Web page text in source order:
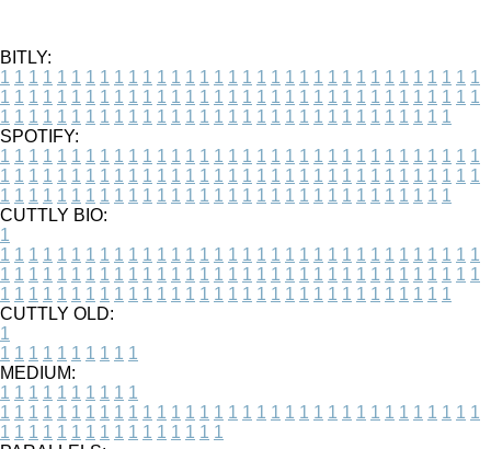
BITLY:
1 1 1 1 1 1 1 1 1 1 1 1 1 1 1 1 1 1 1 1 1 1 1 1 1 1 1 1 1 1 1 1 1 1
1 1 1 1 1 1 1 1 1 1 1 1 1 1 1 1 1 1 1 1 1 1 1 1 1 1 1 1 1 1 1 1 1 1
1 1 1 1 1 1 1 1 1 1 1 1 1 1 1 1 1 1 1 1 1 1 1 1 1 1 1 1 1 1 1 1
SPOTIFY:
1 1 1 1 1 1 1 1 1 1 1 1 1 1 1 1 1 1 1 1 1 1 1 1 1 1 1 1 1 1 1 1 1 1
1 1 1 1 1 1 1 1 1 1 1 1 1 1 1 1 1 1 1 1 1 1 1 1 1 1 1 1 1 1 1 1 1 1
1 1 1 1 1 1 1 1 1 1 1 1 1 1 1 1 1 1 1 1 1 1 1 1 1 1 1 1 1 1 1 1
CUTTLY BIO:
1
1 1 1 1 1 1 1 1 1 1 1 1 1 1 1 1 1 1 1 1 1 1 1 1 1 1 1 1 1 1 1 1 1 1
1 1 1 1 1 1 1 1 1 1 1 1 1 1 1 1 1 1 1 1 1 1 1 1 1 1 1 1 1 1 1 1 1 1
1 1 1 1 1 1 1 1 1 1 1 1 1 1 1 1 1 1 1 1 1 1 1 1 1 1 1 1 1 1 1 1
CUTTLY OLD:
1
1 1 1 1 1 1 1 1 1 1
MEDIUM:
1 1 1 1 1 1 1 1 1 1
1 1 1 1 1 1 1 1 1 1 1 1 1 1 1 1 1 1 1 1 1 1 1 1 1 1 1 1 1 1 1 1 1 1
1 1 1 1 1 1 1 1 1 1 1 1 1 1 1 1